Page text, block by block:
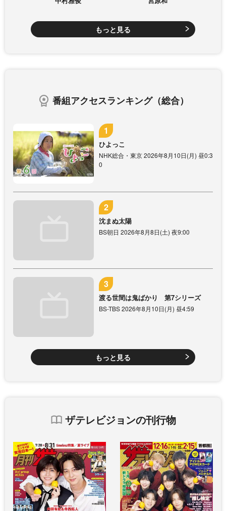
もっと見る
番組アクセスランキング（総合）
ひよっこ
NHK総合・東京 2026年8月10日(月) 昼0:3
0
沈まぬ太陽
BS朝日 2026年8月8日(土) 夜9:00
渡る世間は鬼ばかり 第7シリーズ
BS-TBS 2026年8月10日(月) 昼4:59
もっと見る
ザテレビジョンの刊行物